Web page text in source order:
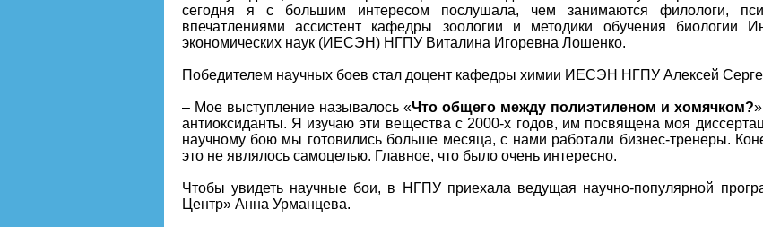
сегодня я с большим интересом послушала, чем занимаются филологи,
впечатлениями ассистент кафедры зоологии и методики обучения биологии
экономических наук (ИЕСЭН) НГПУ Виталина Игоревна Лошенко.
Победителем научных боев стал доцент кафедры химии ИЕСЭН НГПУ Алексей
– Мое выступление называлось «Что общего между полиэтиленом и хомячком?
антиоксиданты. Я изучаю эти вещества с 2000-х годов, им посвящена моя
научному бою мы готовились больше месяца, с нами работали бизнес-тренеры.
это не являлось самоцелью. Главное, что было очень интересно.
Чтобы увидеть научные бои, в НГПУ приехала ведущая научно-популярной
Центр» Анна Урманцева.